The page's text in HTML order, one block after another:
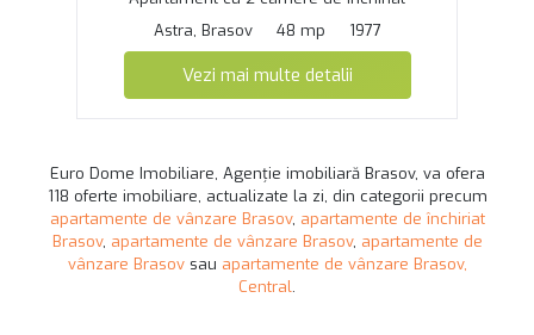
Astra, Brasov
48 mp 1977
Vezi mai multe detalii
Euro Dome Imobiliare, Agenție imobiliară Brasov, va ofera
118 oferte imobiliare, actualizate la zi, din categorii precum
apartamente de vânzare Brasov, apartamente de închiriat
Brasov, apartamente de vânzare Brasov, apartamente de
vânzare Brasovsau apartamente de vânzare Brasov,
Central.